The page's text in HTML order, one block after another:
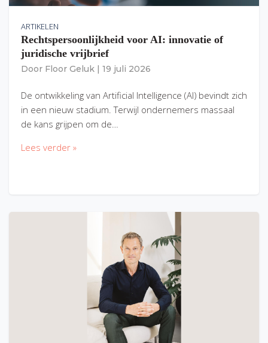
ARTIKELEN
Rechtspersoonlijkheid voor AI: innovatie of
juridische vrijbrief
Door Floor Geluk 19 juli 2026
De ontwikkeling van Artificial Intelligence (AI) bevindt zich
in een nieuw stadium. Terwijl ondernemers massaal
de kans grijpen om de…
Lees verder »